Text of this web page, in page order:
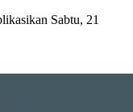
Sabtu, 21